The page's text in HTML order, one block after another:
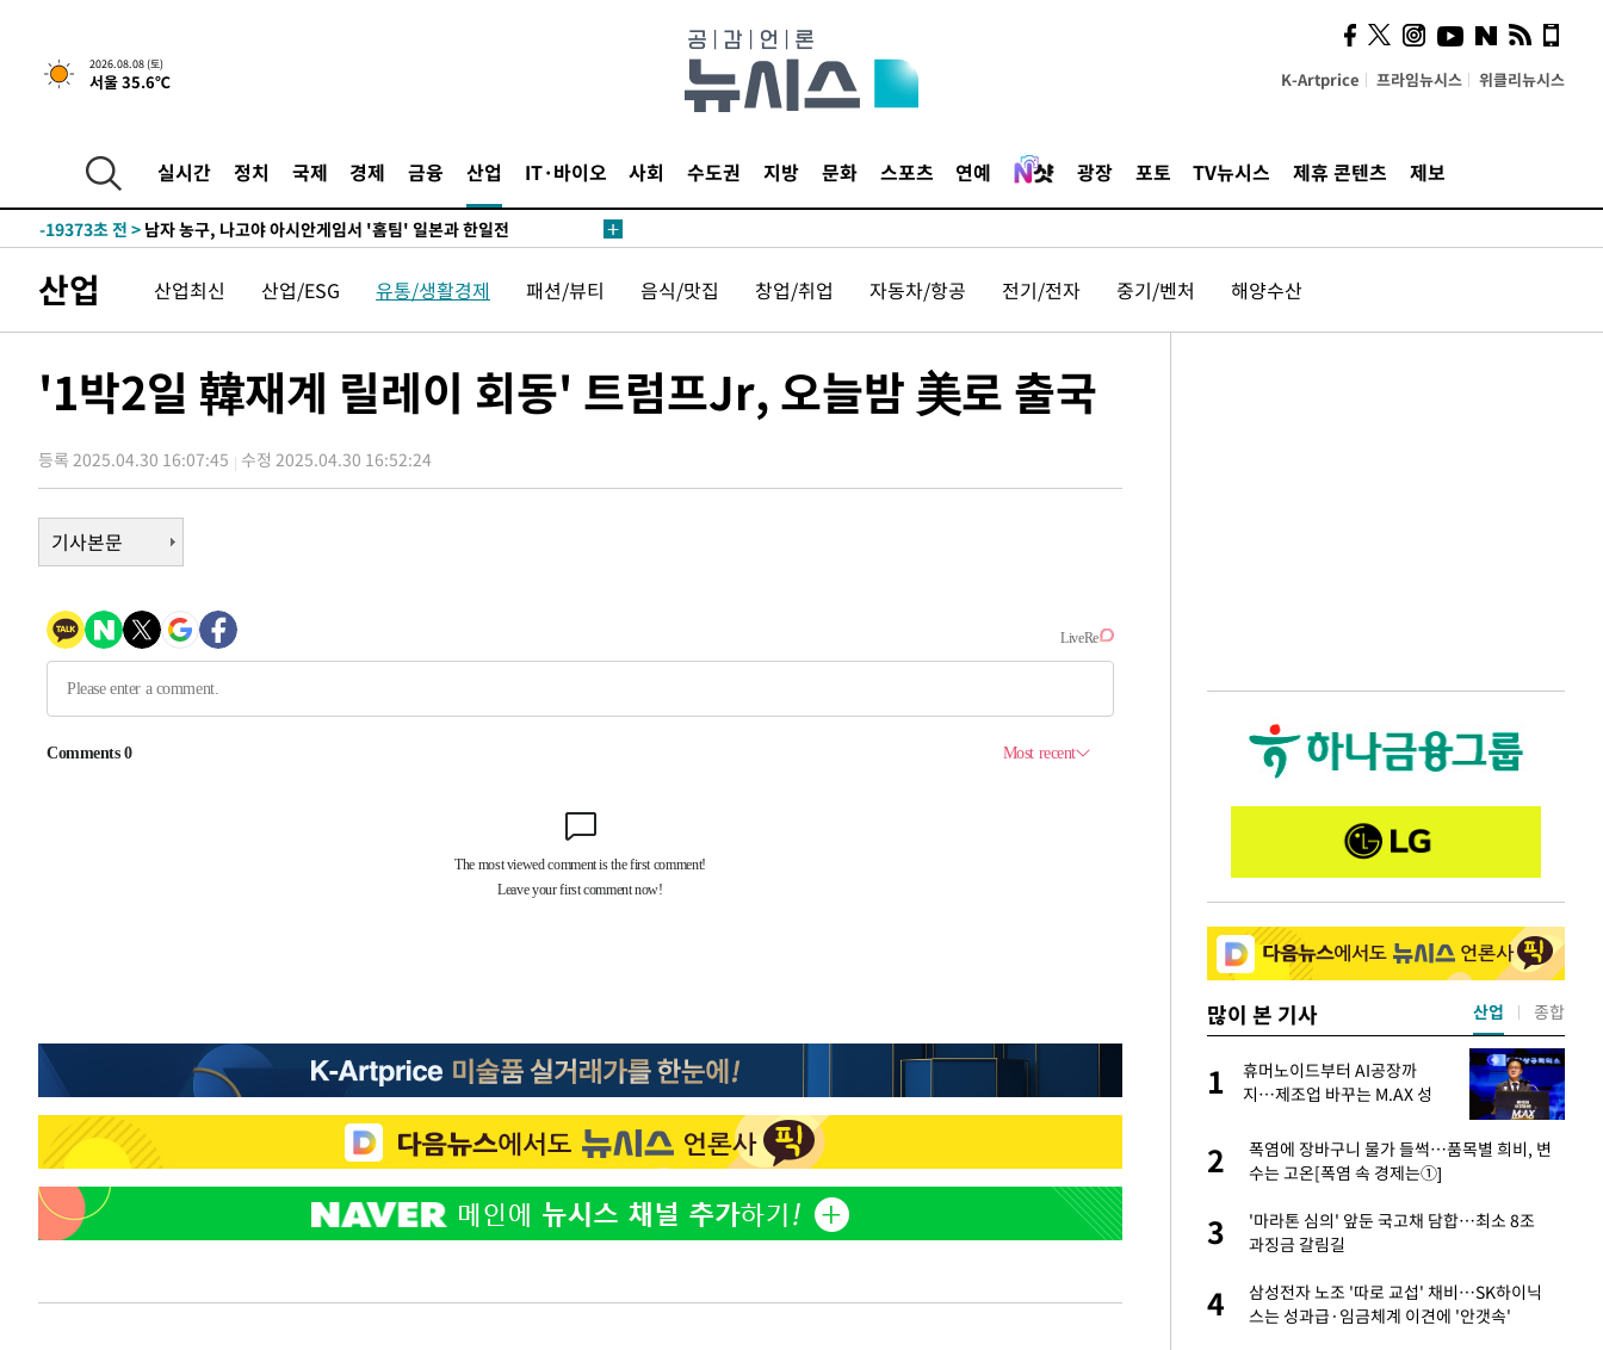
2026.08.08 (토)
서울 35.6℃ K-Artprice 프라임뉴시스 위클리뉴시스
실시간 정치 국제 경제 금융 산업 IT·바이오 사회 수도권 지방 문화 스포츠 연예 광장 포토 TV뉴시스 제휴 콘텐츠 제보
2시간 전 >[속보]뉴욕증시 상승 마감…S&P 0.6% 나스닥 1.3%↑
-28022초 전 >강릉에 시간당 81.4㎜ 물폭탄…도로 잠기고 담벼락 붕괴
-21839초 전 >
선재도서 해루질 나섰다 실종 60대, 닷새 만에 숨진 채 발견
-19373초 전 >
-18749초 전 > 여수 오동도 해상서 모터보트 전복…1명 사망·1명 실종
주 날씨]
-11994초 전 >
축구협회 "압수수색·성접대 논란 사과…쇄신의 기회로 삼겠다"
-10511초 전 >[속보]'압수수색·성접대 논란' 축구협회 "실망과 걱정 안겨드려 죄
2시간 전 >[속보]뉴욕증시 상승 마감…S&P 0.6% 나스닥 1.3%↑
-24129초 전 >백운산서 80년근 천종산삼 9뿌리 발견…감정가 1.3억원
-21839초 전 >선재도서 해루질 나섰다 실종 60대, 닷새 만에 숨진 채 발견
-19373초 전 >
-18749초 전 >여수 오동도 해상서 모터보트 전복…1명 사망·1명 실종
주 날씨]
-11994초 전 >축구협회 "압수수색·성접대 논란 사과…쇄신의 기회로 삼겠다"
-10511초 전 >[속보]'압수수색·성접대 논란' 축구협회 "실망과 걱정 안겨드려 죄
14분 전 >'최고 37도' 폭염 지속…강원동해안 최대 150㎜ 비
산업 산업최신 산업/ESG 유통/생활경제 패션/뷰티 음식/맛집 창업/취업 자동차/항공 전기/전자 중기/벤처 해양수산
'1박2일 韓재계 릴레이 회동' 트럼프Jr, 오늘밤 美로 출국
등록 2025.04.30 16:07:45 수정 2025.04.30 16:52:24
기사본문
많이 본 기사
표창원, 남규리에 15년 만에
사과…"제가 틀렸습니다"
2
라', 일주일 써보니
3
오세훈 "용산공원 아파트, 노무현·문재인 철
학 뒤집는 것"
4
1
휴머노이드부터 AI공장까
지…제조업 바꾸는 M.AX 성
2
폭염에 장바구니 물가 들썩…품목별 희비, 변
수는 고온[폭염 속 경제는①]
3
'마라톤 심의' 앞둔 국고채 담합…최소 8조
과징금 갈림길
4
삼성전자 노조 '따로 교섭' 채비…SK하이닉
스는 성과급·임금체계 이견에 '안갯속'
산업 종합